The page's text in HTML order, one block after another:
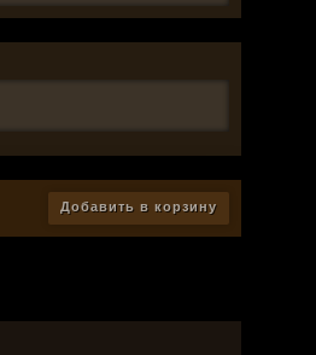
Добавить в корзину